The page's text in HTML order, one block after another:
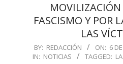
FASCISMO Y POR
LAS
2024-
12-
BY: REDACCIÓN ON: 6
IN: NOTICIAS TAGGED: